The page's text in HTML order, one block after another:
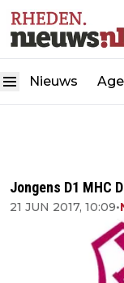
Nieuws
Jongens D1 MHC
21 JUN 2017, 10:09•